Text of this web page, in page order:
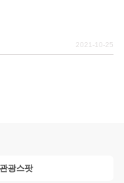
2021-10-25
관광스팟